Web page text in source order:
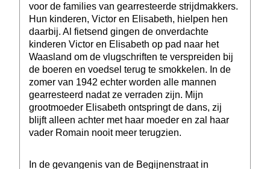
voor de families van gearresteerde strijdmakkers.
Hun kinderen, Victor en Elisabeth, hielpen hen
daarbij. Al fietsend gingen de onverdachte
kinderen Victor en Elisabeth op pad naar het
Waasland om de vlugschriften te verspreiden bij
de boeren en voedsel terug te smokkelen. In de
zomer van 1942 echter worden alle mannen
gearresteerd nadat ze verraden zijn. Mijn
grootmoeder Elisabeth ontspringt de dans, zij
blijft alleen achter met haar moeder en zal haar
vader Romain nooit meer terugzien.
In de gevangenis van de Begijnenstraat in